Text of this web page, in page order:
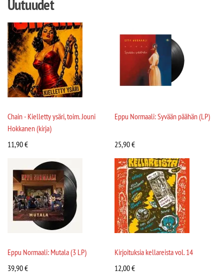
Uutuudet
Chain - Kielletty ysäri, toim. Jouni
Hokkanen (kirja)
11,90€
Eppu Normaali: Syvään päähän (LP)
25,90€
Eppu Normaali: Mutala (3 LP)
39,90€
Kirjoituksia kellareista vol. 14
12,00€